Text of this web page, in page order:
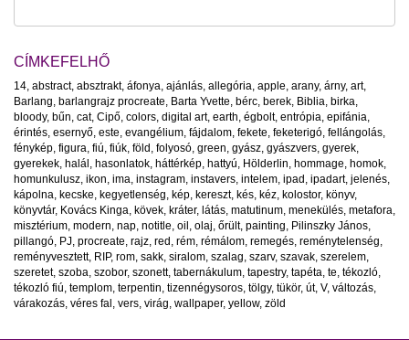
CÍMKEFELHŐ
14, abstract, absztrakt, áfonya, ajánlás, allegória, apple, arany, árny, art,
Barlang, barlangrajz procreate, Barta Yvette, bérc, berek, Biblia, birka,
bloody, bűn, cat, Cipő, colors, digital art, earth, égbolt, entrópia, epifánia,
érintés, esernyő, este, evangélium, fájdalom, fekete, feketerigó, fellángolás,
fénykép, figura, fiú, fiúk, föld , folyosó, green, gyász, gyászvers, gyerek,
gyerekek, halál , hasonlatok, háttérkép, hattyú, Hölderlin, hommage, homok,
homunkulusz, ikon, ima, instagram, instavers, intelem, ipad , ipadart, jelenés,
kápolna, kecske, kegyetlenség, kép, kereszt, kés, kéz, kolostor, könyv,
könyvtár, Kovács Kinga, kövek, kráter, látás, matutinum, menekülés, metafora,
misztérium, modern, nap, notitle, oil , olaj, őrült, painting, Pilinszky János,
pillangó, PJ, procreate, rajz, red , rém, rémálom, remegés, reménytelenség,
reményvesztett, RIP, rom, sakk, siralom, szalag, szarv, szavak, szerelem,
szeretet, szoba, szobor, szonett, tabernákulum, tapestry, tapéta, te, tékozló,
tékozló fiú, templom, terpentin, tizennégysoros, tölgy, tükör, út, V, változás,
várakozás, véres fal , vers, virág, wallpaper, yellow, zöld